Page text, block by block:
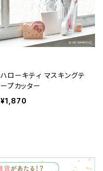
ハローキティ マスキングテ
ープカッター
¥1,870